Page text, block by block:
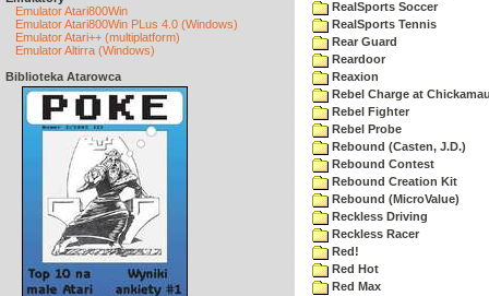
Emulator Atari800Win
Emulator Atari800Win PLus 4.0 (Windows)
Emulator Atari++ (multiplatform)
Emulator Altirra (Windows)
Biblioteka Atarowca
RealSports Soccer
RealSports Tennis
Rear Guard
Reardoor
Reaxion
Rebel Charge at
Rebel Fighter
Rebel Probe
Rebound (Casten, J.D.)
Rebound Contest
Rebound Creation Kit
Rebound (MicroValue)
Reckless Driving
Reckless Racer
Red!
Red Hot
Red Max